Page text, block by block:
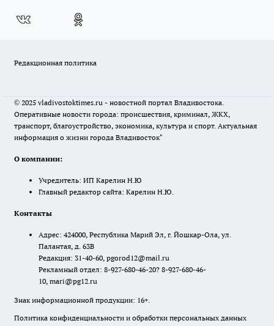
Редакционная политика
© 2025 vladivostoktimes.ru - новостной портал Владивостока.
Оперативные новости города: происшествия, криминал, ЖКХ,
транспорт, благоустройство, экономика, культура и спорт. Актуальная
информация о жизни города Владивосток"
О компании:
Учредитель: ИП Карелин Н.Ю
Главный редактор сайта: Карелин Н.Ю.
Контакты
Адрес: 424000, Республика Марий Эл, г. Йошкар-Ола, ул.
Палантая, д. 63В
Редакция: 31-40-60, pgorod12@mail.ru
Рекламный отдел: 8-927-680-46-20? 8-927-680-46-
10, mari@pg12.ru
Знак информационной продукции: 16+.
Политика конфиденциальности и обработки персональных данных